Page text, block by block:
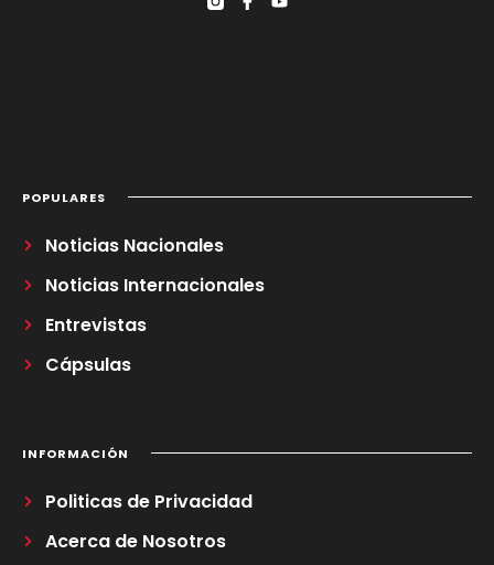
POPULARES
Noticias Nacionales
Noticias Internacionales
Entrevistas
Cápsulas
INFORMACIÓN
Politicas de Privacidad
Acerca de Nosotros